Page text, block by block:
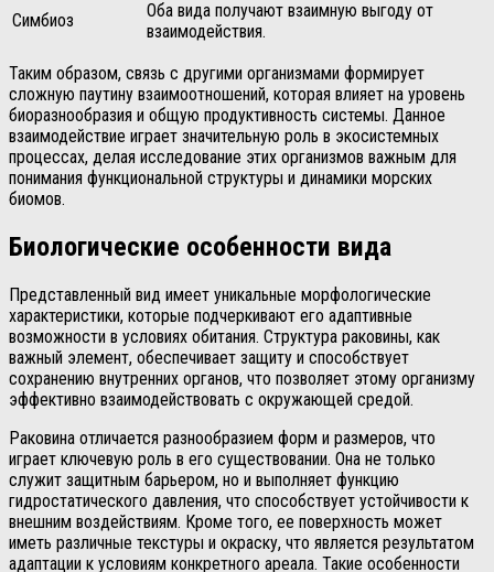
Симбиоз
Оба вида получают взаимную выгоду от
взаимодействия.
Таким образом, связь с другими организмами формирует
сложную паутину взаимоотношений, которая влияет на уровень
биоразнообразия и общую продуктивность системы. Данное
взаимодействие играет значительную роль в экосистемных
процессах, делая исследование этих организмов важным для
понимания функциональной структуры и динамики морских
биомов.
Биологические особенности вида
Представленный вид имеет уникальные морфологические
характеристики, которые подчеркивают его адаптивные
возможности в условиях обитания. Структура раковины, как
важный элемент, обеспечивает защиту и способствует
сохранению внутренних органов, что позволяет этому организму
эффективно взаимодействовать с окружающей средой.
Раковина отличается разнообразием форм и размеров, что
играет ключевую роль в его существовании. Она не только
служит защитным барьером, но и выполняет функцию
гидростатического давления, что способствует устойчивости к
внешним воздействиям. Кроме того, ее поверхность может
иметь различные текстуры и окраску, что является результатом
адаптации к условиям конкретного ареала. Такие особенности